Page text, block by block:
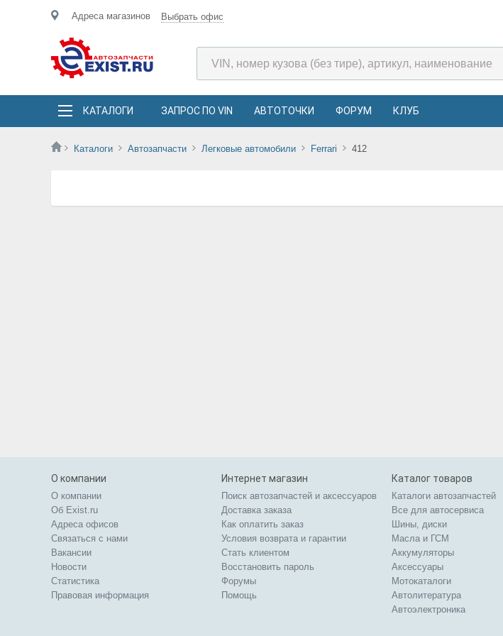
Адреса магазинов Выбрать офис
КАТАЛОГИ ЗАПРОС ПО VIN АВТОТОЧКИ ФОРУМ КЛУБ
Каталоги Автозапчасти Легковые автомобили Ferrari 412
О компании
О компании
Об Exist.ru
Адреса офисов
Связаться с нами
Вакансии
Новости
Статистика
Правовая информация
Интернет магазин
Поиск автозапчастей и аксессуаров
Доставка заказа
Как оплатить заказ
Условия возврата и гарантии
Стать клиентом
Восстановить пароль
Форумы
Помощь
Каталог товаров
Каталоги автозапчастей
Все для автосервиса
Шины, диски
Масла и ГСМ
Аккумуляторы
Аксессуары
Мотокаталоги
Автолитература
Автоэлектроника